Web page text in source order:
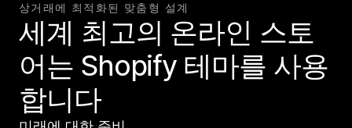
상거래에 최적화된 맞춤형 설계
세계 최고의 온라인 스토
어는 Shopify 테마를 사용
합니다